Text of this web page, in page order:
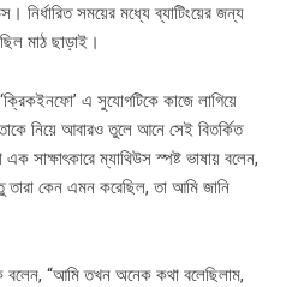
সময়ের মধ্যে ব্যাটিংয়ের জন্য
মাঠ ছাড়াই।
এ সুযোগটিকে কাজে লাগিয়ে
নিয়ে আবারও তুলে আনে সেই বিতর্কিত
সাক্ষাৎকারে ম্যাথিউস স্পষ্ট ভাষায় বলেন,
তারা কেন এমন করেছিল, তা আমি জানি
“আমি তখন অনেক কথা বলেছিলাম,